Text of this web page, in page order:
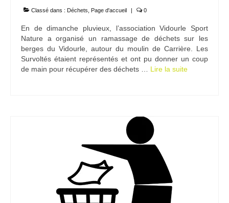
Classé dans : Déchets Page d'accueil | 0
En de dimanche pluvieux, l’association Vidourle Sport
Nature a organisé un ramassage de déchets sur les
berges du Vidourle, autour du moulin de Carrière. Les
Survoltés étaient représentés et ont pu donner un coup
de main pour récupérer des déchets … Lire la suite­­